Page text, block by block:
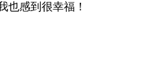
也感到很幸福！